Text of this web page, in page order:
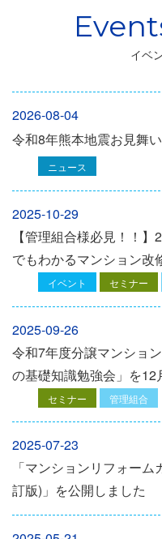
イベ
2026-08-04
令和8年熊本地震お見舞
ニュース
2025-10-29
【管理組合様必見！！
でもわかるマンション改
イベント セミナー
2025-09-26
令和7年度分譲マンショ
の基礎知識勉強会」を12
セミナー 管理組合
2025-07-23
「マンションリフォー
訂版)」を公開しました